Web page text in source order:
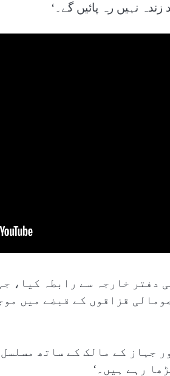
نہیں رہ پائیں گے۔‘
دفتر خارجہ سے رابطہ کیا،
قزاقوں کے قبضے میں
جہاز کے مالک کے ساتھ
رہے ہیں۔‘